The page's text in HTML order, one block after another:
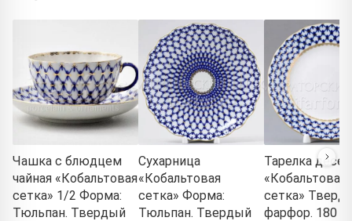
Чашка с блюдцем
чайная «Кобальтовая
сетка» 1/2 Форма:
Тюльпан. Твердый
Сухарница
«Кобальтовая
сетка» Форма:
Тюльпан. Твердый
Тарелка
«Кобальтовая
сетка»
фарфор. 180